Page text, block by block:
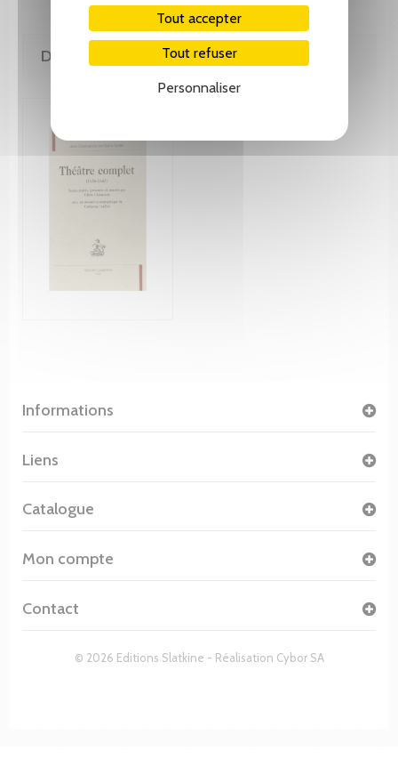
Tout accepter
Tout refuser
Personnaliser
DE MÊME AUTEUR(E)
Informations
© 2026 Editions Slatkine - Réalisation Cybor SA
Liens
Catalogue
Mon compte
Contact